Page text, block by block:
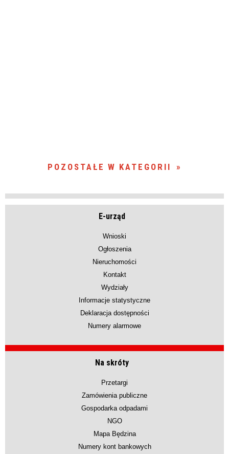
POZOSTAŁE W KATEGORII
E-urząd
Wnioski
Ogłoszenia
Nieruchomości
Kontakt
Wydziały
Informacje statystyczne
Deklaracja dostępności
Numery alarmowe
Na skróty
Przetargi
Zamówienia publiczne
Gospodarka odpadami
NGO
Mapa Będzina
Numery kont bankowych